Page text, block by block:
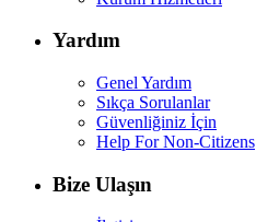
Yardım
Genel Yardım
Sıkça Sorulanlar
Güvenliğiniz İçin
Help For Non-Citizens
Bize Ulaşın